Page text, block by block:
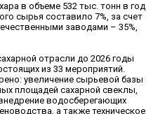
в объеме 532 тыс. тонн в год
сырья составило 7%, за счет
заводами – 35%,
отрасли до 2026 годы
из 33 мероприятий.
увеличение сырьевой базы
площадей сахарной свеклы,
водосберегающих
а также техническое